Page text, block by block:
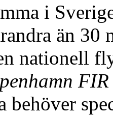
i
än
nationell
behöver